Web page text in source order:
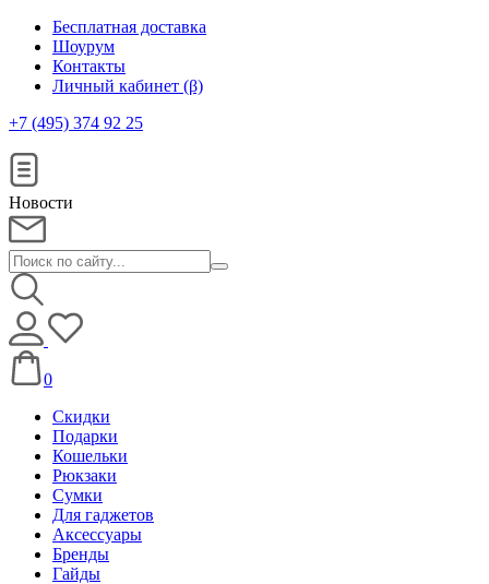
Бесплатная доставка
Шоурум
Контакты
Личный кабинет (β)
+7 (495) 374 92 25
Новости
0
Скидки
Подарки
Кошельки
Рюкзаки
Сумки
Для гаджетов
Аксессуары
Бренды
Гайды